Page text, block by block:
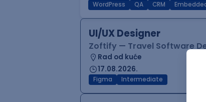
WordPress
QA CRM
UI/UX Designer
Zoftify — Travel Software
Rad od kuće
17.08.2026.
Figma Intermediate